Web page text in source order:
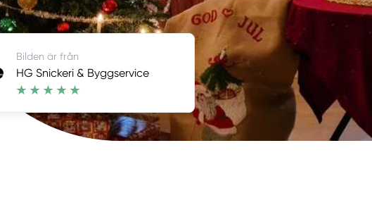
Bilden är från
HG Snickeri & Byggservice